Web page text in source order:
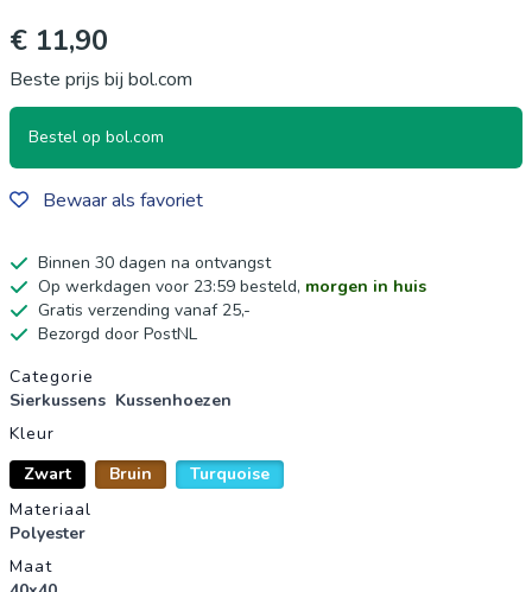
€ 11,90
Beste prijs bij bol.com
Bestel op bol.com
Bewaar als favoriet
Binnen 30 dagen na ontvangst
Op werkdagen voor 23:59 besteld, morgen in huis
Gratis verzending vanaf 25,-
Bezorgd door PostNL
Productgegevens
Categorie
Sierkussens Kussenhoezen
Kleur
Zwart
Bruin
Turquoise
Materiaal
Polyester
Maat